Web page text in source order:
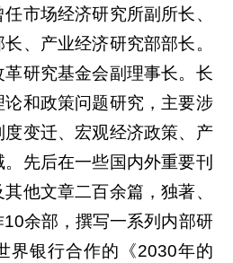
市场经济研究所副所长、
、产业经济研究部部长。
革研究基金会副理事长。长
和政策问题研究，主要涉
变迁、宏观经济政策、产
先后在一些国内外重要刊
他文章二百余篇，独著、
余部，撰写一系列内部研
界银行合作的《2030年的